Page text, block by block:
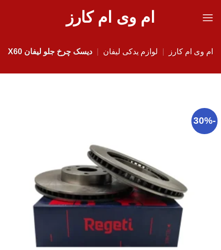
ام وی ام کارز
ام وی ام کارز لوازم یدکی لیفان دیسک چرخ جلو لیفان X60
-30%